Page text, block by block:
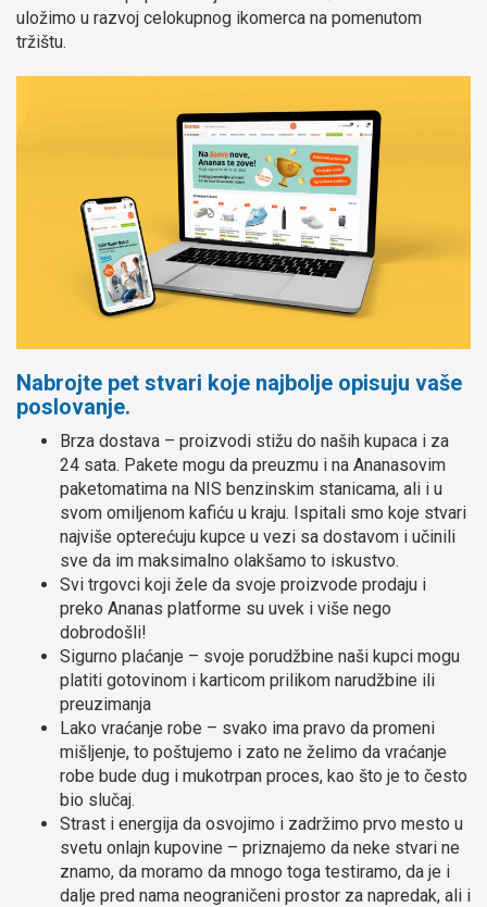
uložimo u razvoj celokupnog ikomerca na pomenutom
tržištu.
Nabrojte pet stvari koje najbolje opisuju vaše
poslovanje.
Brza dostava – proizvodi stižu do naših kupaca i za
24 sata. Pakete mogu da preuzmu i na Ananasovim
paketomatima na NIS benzinskim stanicama, ali i u
svom omiljenom kafiću u kraju. Ispitali smo koje stvari
najviše opterećuju kupce u vezi sa dostavom i učinili
sve da im maksimalno olakšamo to iskustvo.
Svi trgovci koji žele da svoje proizvode prodaju i
preko Ananas platforme su uvek i više nego
dobrodošli!
Sigurno plaćanje – svoje porudžbine naši kupci mogu
platiti gotovinom i karticom prilikom narudžbine ili
preuzimanja
Lako vraćanje robe – svako ima pravo da promeni
mišljenje, to poštujemo i zato ne želimo da vraćanje
robe bude dug i mukotrpan proces, kao što je to često
bio slučaj.
Strast i energija da osvojimo i zadržimo prvo mesto u
svetu onlajn kupovine – priznajemo da neke stvari ne
znamo, da moramo da mnogo toga testiramo, da je i
dalje pred nama neograničeni prostor za napredak, ali i